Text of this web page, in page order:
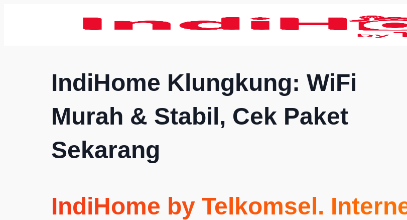
IndiHome Klungkung: WiFi
Murah & Stabil, Cek Paket
Sekarang
IndiHome by Telkomsel.